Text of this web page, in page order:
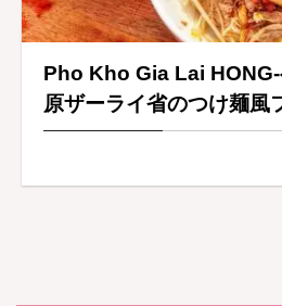
Pho Kho Gia Lai
原ザーライ省のつけ麺風